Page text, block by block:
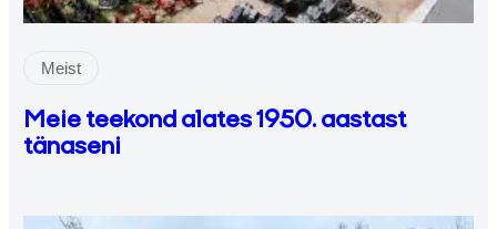
Meist
Meie teekond alates 1950. aastast
tänaseni